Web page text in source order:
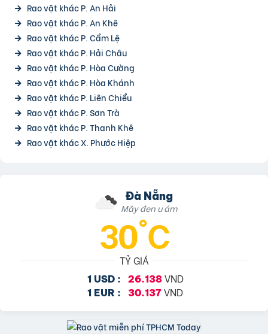
Rao vặt khác P. An Hải
Rao vặt khác P. An Khê
Rao vặt khác P. Cẩm Lệ
Rao vặt khác P. Hải Châu
Rao vặt khác P. Hòa Cường
Rao vặt khác P. Hòa Khánh
Rao vặt khác P. Liên Chiểu
Rao vặt khác P. Sơn Trà
Rao vặt khác P. Thanh Khê
Rao vặt khác X. Phước Hiệp
Đà Nẵng
Mây đen u ám
30°C
TỶ GIÁ
1 USD : 26.138VND
1 EUR : 30.137 VND